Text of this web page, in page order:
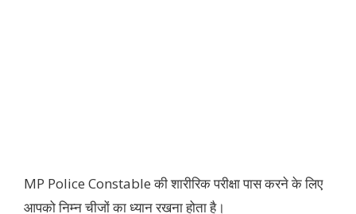
MP Police Constable की शारीरिक परीक्षा पास करने के लिए
आपको निम्न चीजों का ध्यान रखना होता है।